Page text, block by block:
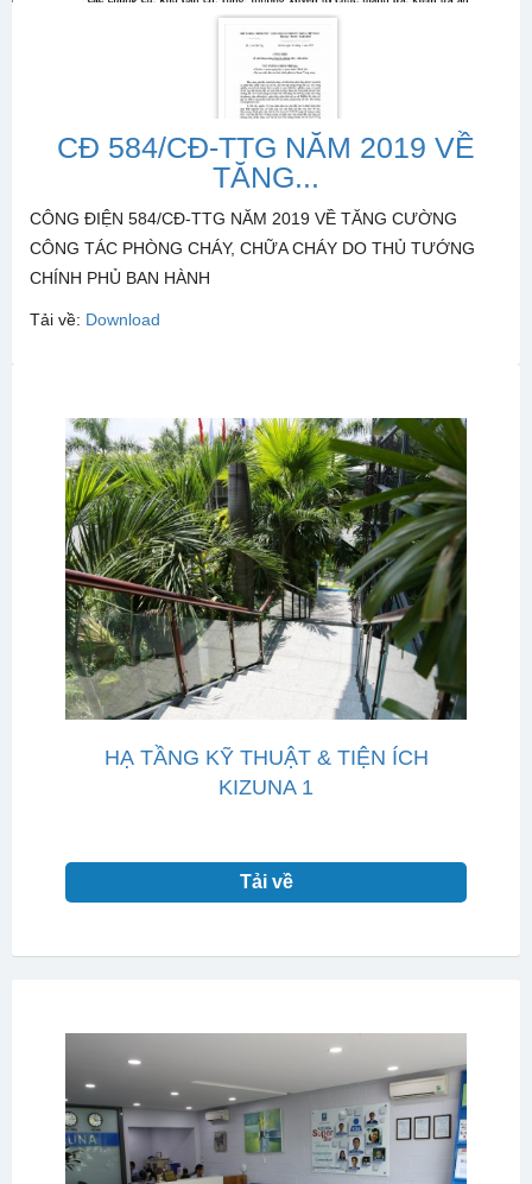
CĐ 584/CĐ-TTG NĂM 2019 VỀ
TĂNG...
CÔNG ĐIỆN 584/CĐ-TTG NĂM 2019 VỀ TĂNG CƯỜNG
CÔNG TÁC PHÒNG CHÁY, CHỮA CHÁY DO THỦ TƯỚNG
CHÍNH PHỦ BAN HÀNH
Tải về: Download
HẠ TẦNG KỸ THUẬT & TIỆN ÍCH
KIZUNA 1
Tải về